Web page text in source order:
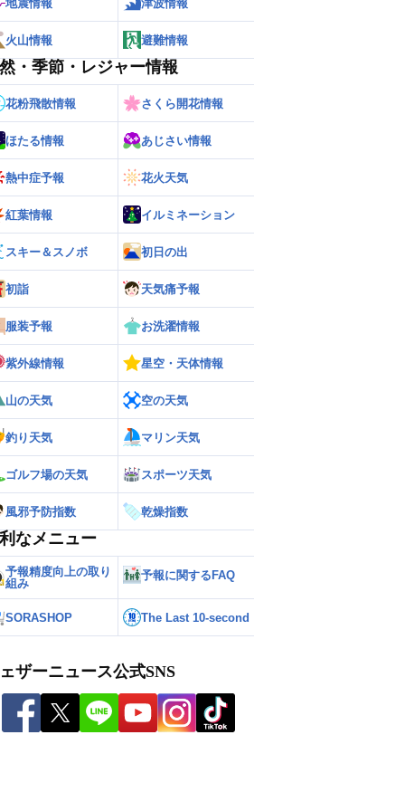
地震情報 津波情報
火山情報 避難情報
・季節・レジャー情報
花粉飛散情報 さくら開花情報
ほたる情報 あじさい情報
熱中症予報 花火天気
紅葉情報 イルミネーション
スキー＆スノボ 初日の出
初詣 天気痛予報
服装予報 お洗濯情報
紫外線情報 星空・天体情報
山の天気 空の天気
釣り天気 マリン天気
ゴルフ場の天気 スポーツ天気
風邪予防指数 乾燥指数
なメニュー
予報精度向上の取り
組み
予報に関するFAQ
SORASHOP The Last 10-second
ザーニュース公式SNS